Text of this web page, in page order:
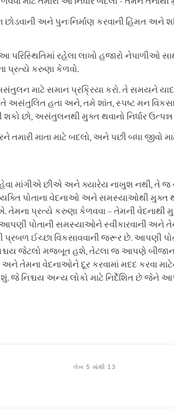
અને પુનઃનિર્માણ કરવાની હિંમત અને
પરિસ્થિતિમાં રહેલા લાખો હજારો નેપાળીઓ
પ્રત્યે કરુણા કેળવો.
માટે સમાન પ્રક્રિયા કરો. તે સમયને
અસંતુલિત હતા અને, તમે શાંત, સ્પષ્ટ મન
છો, અસંતુલનથી મુક્ત થવાનો નિર્ધાર ઉત્પન્ન
તમારી માતા માટે બદલો, અને પછી બધા જીવો
માંગીએ છીએ અને ક્યારેય નાખુશ નથી, તે જ
પોતાના વેદનાઓ અને સમસ્યાઓથી મુક્ત
પ્રત્યે કરુણા કેળવવા – તેમની વેદનાથી
પોતાની સમસ્યાઓને સ્વીકારવાની અને
પ્રબળ ઈચ્છા વિકસાવવાની જરૂર છે. આપણી
જેટલો મજબૂત હશે, તેટલા જ આપણે
અને તેમના વેદનાઓને દૂર કરવામાં મદદ કરવા
જે નિશ્ચય અન્ય લોકો માટે નિર્દેશિત છે
લેખ 5 માંથી 13